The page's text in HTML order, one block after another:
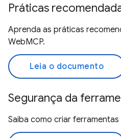
Práticas
Aprenda as práticas
WebMCP.
Leia o documento
Segurança da
Saiba como criar